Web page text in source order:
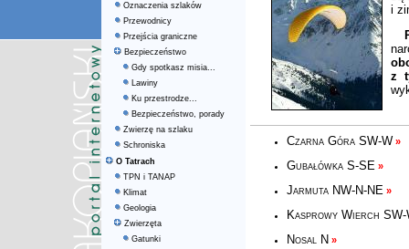
Oznaczenia szlaków
Przewodnicy
Przejścia graniczne
Bezpieczeństwo
Gdy spotkasz misia...
Lawiny
Ku przestrodze...
Bezpieczeństwo, porady
Zwierzę na szlaku
Schroniska
O Tatrach
TPN i TANAP
Klimat
Geologia
Zwierzęta
Gatunki
i
z
Czarna Góra SW-W »
Gubałówka S-SE »
Jarmuta NW-N-NE »
Kasprowy Wierch SW-
Nosal N »